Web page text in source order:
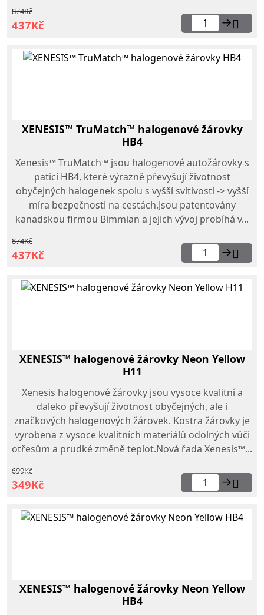
874Kč
437Kč →
XENESIS™ TruMatch™ halogenové žárovky
HB4
Xenesis™ TruMatch™ jsou halogenové autožárovky s
paticí HB4, které výrazně převyšují životnost
obyčejných halogenek spolu s vyšší svítivostí -> vyšší
míra bezpečnosti na cestách.Jsou patentovány
kanadskou firmou Bimmian a jejich vývoj probíhá v...
874Kč
437Kč →
XENESIS™ halogenové žárovky Neon Yellow
H11
Xenesis halogenové žárovky jsou vysoce kvalitní a
daleko převyšují životnost obyčejných, ale i
značkových halogenových žárovek. Kostra žárovky je
vyrobena z vysoce kvalitních materiálů odolných vůči
otřesům a prudké změně teplot.Nová řada Xenesis™...
699Kč
349Kč →
XENESIS™ halogenové žárovky Neon Yellow
HB4